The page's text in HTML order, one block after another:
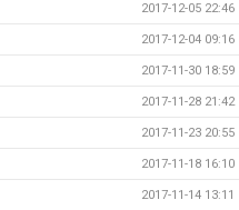
2017-12-05 22:46
2017-12-04 09:16
2017-11-30 18:59
2017-11-28 21:42
2017-11-23 20:55
2017-11-18 16:10
2017-11-14 13:11